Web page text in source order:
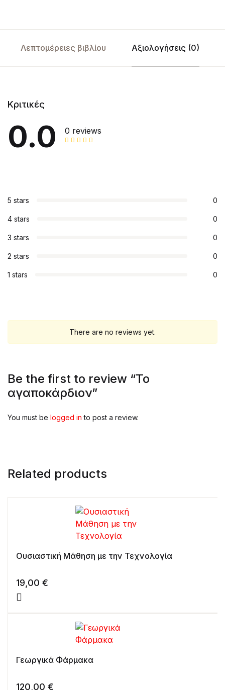
Λεπτομέρειες βιβλίου Αξιολογήσεις (0)
Κριτικές
0.0 0 reviews
5 stars 0
4 stars 0
3 stars 0
2 stars 0
1 stars 0
There are no reviews yet.
Be the first to review “Το
αγαποκάρδιον”
You must be logged in to post a review.
Related products
Ουσιαστική Μάθηση με την Τεχνολογία
19,00 €
Γεωργικά Φάρμακα
120,00 €